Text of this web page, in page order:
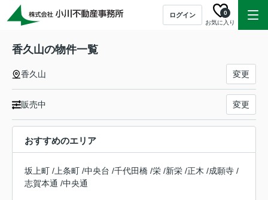
ログイン
お気に入り
0
香久山の物件一覧
香久山 変更
販売中 変更
おすすめのエリア
坂上町 / 上条町 /中央台 /千代田橋 /栄 /新栄 /正木 /成願寺 /
志賀本通 /中央通